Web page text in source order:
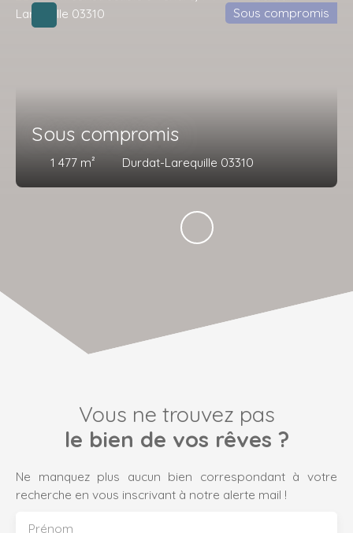
Sous compromis
1 477 m² Durdat-Larequille 03310
Sous compromis
Vous ne trouvez pas
le bien de vos rêves ?
Ne manquez plus aucun bien correspondant à votre
recherche en vous inscrivant à notre alerte mail !
Prénom